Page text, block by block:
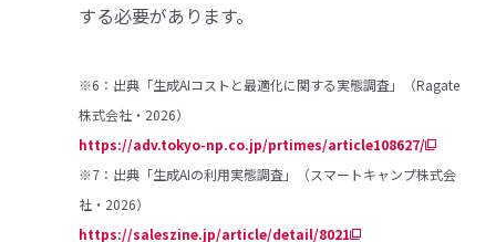
する必要があります。
※6：出典「生成AIコストと最適化に関する実態調査」（Ragate
株式会社・2026）
https://adv.tokyo-np.co.jp/prtimes/article108627/
※7：出典「生成AIの利用実態調査」（スマートキャンプ株式会
社・2026）
https://saleszine.jp/article/detail/8021